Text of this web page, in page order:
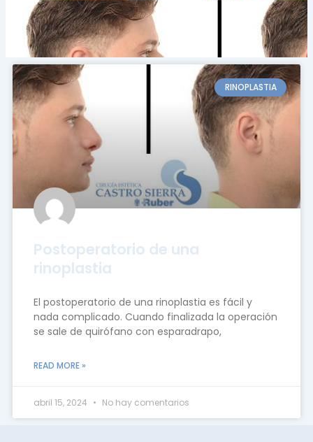
RINOPLASTIA
Postoperatorio de una
rinoplastia
El postoperatorio de una rinoplastia es fácil y
nada complicado. Cuando finalizada la operación
se sale de quirófano con esparadrapo,
READ MORE »
abril 15, 2024 No hay comentarios